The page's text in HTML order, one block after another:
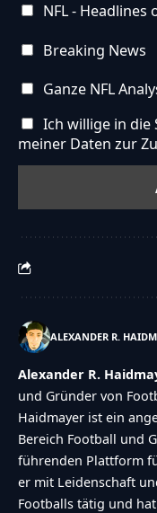
NFL - Headlines
Breaking News
Ganze NFL
Ich willige in die
meiner Daten zur
ALEXANDER R.
Alexander R.
und Gründer von
Haidmayer ist ein
Bereich Football und
führenden Plattform
er mit Leidenschaft
Footballs tätig und